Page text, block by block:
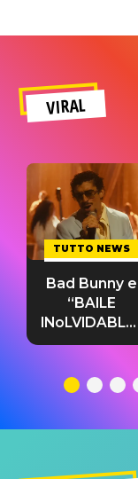
VIRAL
TUTTO NEWS
Bad Bunny e
“BAILE
INoLVIDABLE”:
testo,
significato